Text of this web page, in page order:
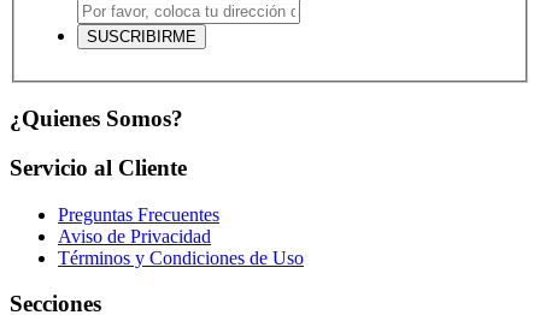
¿Quienes Somos?
Servicio al Cliente
Preguntas Frecuentes
Aviso de Privacidad
Términos y Condiciones de Uso
Secciones